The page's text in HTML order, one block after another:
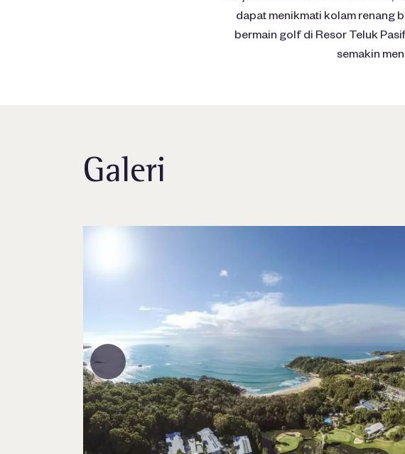
dapat menikmati kolam renang
bermain golf di Resor Teluk
semakin
Galeri